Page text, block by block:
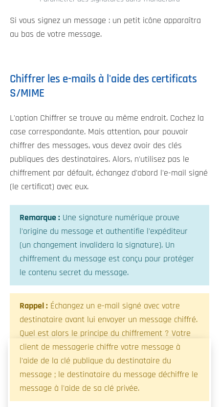
Si vous signez un message : un petit icône apparaîtra
au bas de votre message.
Chiffrer les e-mails à l'aide des certificats
S/MIME
L'option Chiffrer se trouve au même endroit. Cochez la
case correspondante. Mais attention, pour pouvoir
chiffrer des messages, vous devez avoir des clés
publiques des destinataires. Alors, n'utilisez pas le
chiffrement par défault, échangez d'abord l'e-mail signé
(le certificat) avec eux.
Remarque : Une signature numérique prouve
l'origine du message et authentifie l'expéditeur
(un changement invalidera la signature). Un
chiffrement du message est conçu pour protéger
le contenu secret du message.
Rappel : Échangez un e-mail signé avec votre
destinataire avant lui envoyer un message chiffré.
Quel est alors le principe du chiffrement ? Votre
client de messagerie chiffre votre message à
l'aide de la clé publique du destinataire du
message ; le destinataire du message déchiffre le
message à l'aide de sa clé privée.